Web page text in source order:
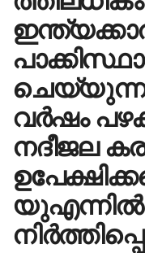
ചെയ്യുന്ന
വർഷം
നദീജല
യുഎന്നിൽ